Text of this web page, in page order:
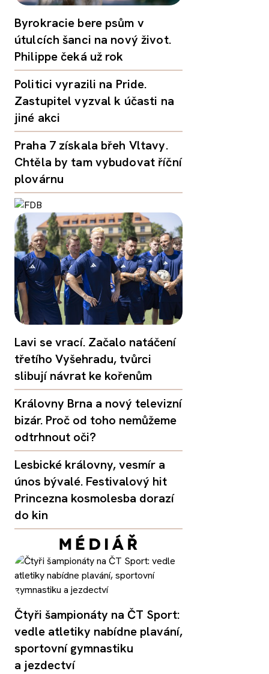
Byrokracie bere psům v
útulcích šanci na nový život.
Philippe čeká už rok
Politici vyrazili na Pride.
Zastupitel vyzval k účasti na
jiné akci
Praha 7 získala břeh Vltavy.
Chtěla by tam vybudovat říční
plovárnu
Lavi se vrací. Začalo natáčení
třetího Vyšehradu, tvůrci
slibují návrat ke kořenům
Královny Brna a nový televizní
bizár. Proč od toho nemůžeme
odtrhnout oči?
Lesbické královny, vesmír a
únos bývalé. Festivalový hit
Princezna kosmolesba dorazí
do kin
Čtyři šampionáty na ČT Sport:
vedle atletiky nabídne plavání,
sportovní gymnastiku
a jezdectví